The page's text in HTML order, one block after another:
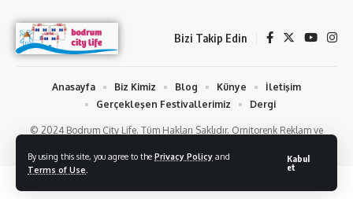
By using this site, you agree to the Privacy Policy and
Terms of Use
Kabul
et
Bizi Takip Edin
© 2024 Bodrum City Life. Tüm Hakları Saklıdır. Ornitorenk Reklam ve
Anasayfa Biz Kimiz Blog Künye
İletişim
Gerçekleşen Festivallerimiz
Dergi